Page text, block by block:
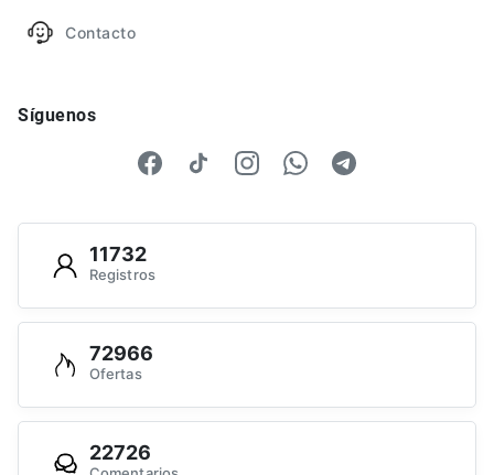
Contacto
Síguenos
11732
Registros
72966
Ofertas
22726